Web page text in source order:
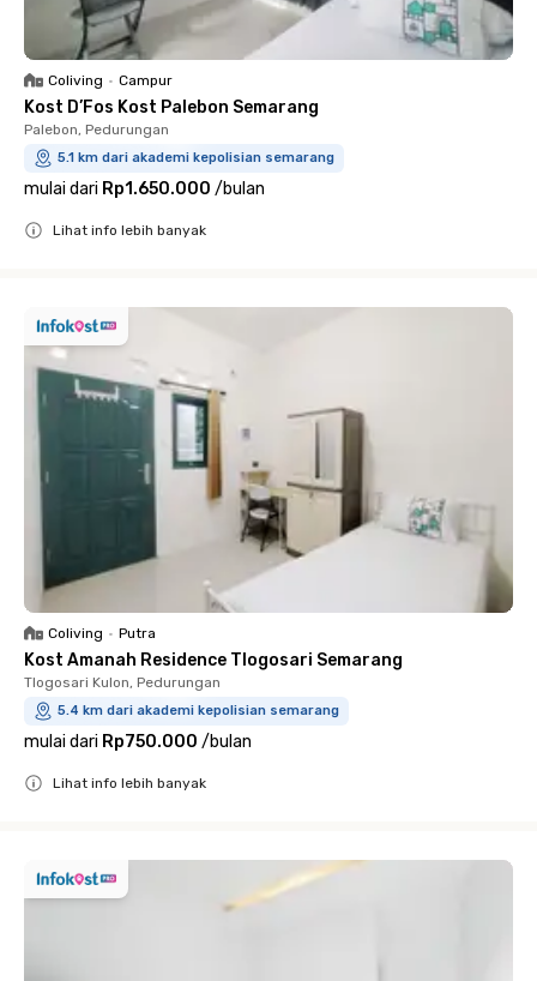
Coliving • Campur
Kost D’Fos Kost Palebon Semarang
Palebon, Pedurungan
5.1 km dari akademi kepolisian semarang
mulai dari Rp1.650.000 /bulan
Lihat info lebih banyak
Coliving • Putra
Kost Amanah Residence Tlogosari Semarang
Tlogosari Kulon, Pedurungan
5.4 km dari akademi kepolisian semarang
mulai dari Rp750.000 /bulan
Lihat info lebih banyak